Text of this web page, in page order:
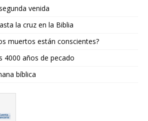
venida
la cruz en la Biblia
muertos están conscientes?
4000 años de pecado
bíblica